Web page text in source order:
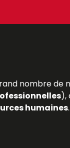
nombre de
),
humaines